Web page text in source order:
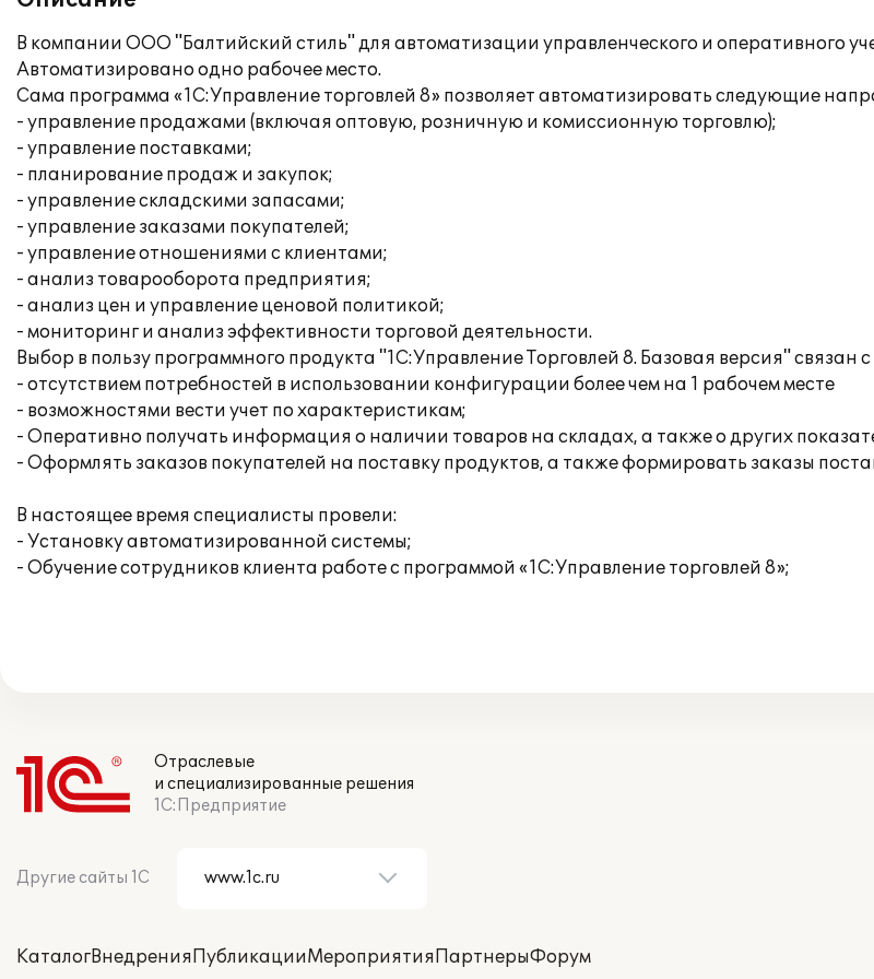
В компании ООО "Балтийский стиль" для автоматизации управленческого и оперативного
Автоматизировано одно рабочее место.
Сама программа «1С:Управление торговлей 8» позволяет автоматизировать следующие
- управление продажами (включая оптовую, розничную и комиссионную торговлю);
- управление поставками;
- планирование продаж и закупок;
- управление складскими запасами;
- управление заказами покупателей;
- управление отношениями с клиентами;
- анализ товарооборота предприятия;
- анализ цен и управление ценовой политикой;
- мониторинг и анализ эффективности торговой деятельности.
Выбор в пользу программного продукта "1С:Управление Торговлей 8. Базовая версия" связан с
- отсутствием потребностей в использовании конфигурации более чем на 1 рабочем месте
- возможностями вести учет по характеристикам;
- Оперативно получать информация о наличии товаров на складах, а также о других
- Оформлять заказов покупателей на поставку продуктов, а также формировать заказы
В настоящее время специалисты провели:
- Установку автоматизированной системы;
- Обучение сотрудников клиента работе с программой «1С:Управление торговлей 8»;
Отраслевые
и специализированные решения
1С:Предприятие
Другие сайты 1С
КаталогВнедренияПубликацииМероприятияПартнерыФорум